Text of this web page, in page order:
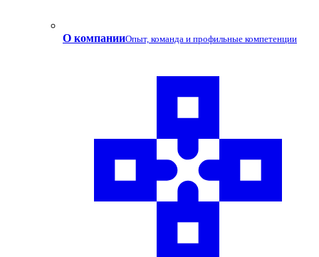
О компанииОпыт, команда и профильные компетенции